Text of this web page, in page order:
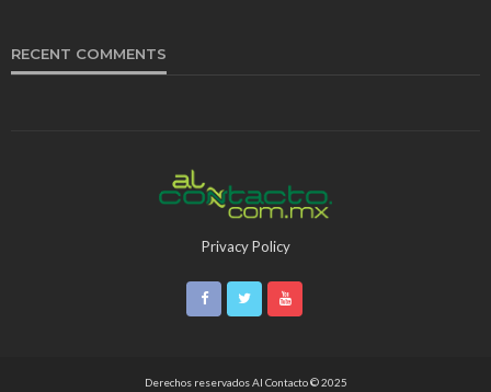
RECENT COMMENTS
Privacy Policy
Derechos reservados Al Contacto © 2025